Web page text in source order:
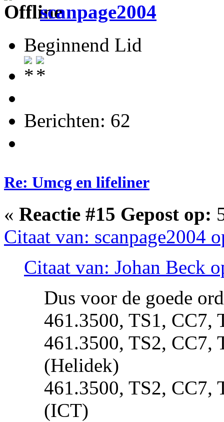
scanpage2004
Beginnend Lid
Berichten: 62
Re: Umcg en lifeliner
« Reactie #15 Gepost op:
Citaat van: scanpage2004
Citaat van: Johan Beck
Dus voor de goede
461.3500, TS1, CC7,
461.3500, TS2, CC7,
(Helidek)
461.3500, TS2, CC7,
(ICT)